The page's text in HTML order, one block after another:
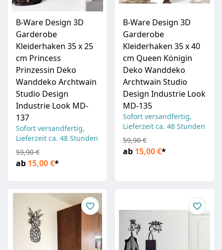
B-Ware Design 3D
Garderobe
Kleiderhaken 35 x 25
cm Princess
Prinzessin Deko
Wanddeko Archtwain
Studio Design
Industrie Look MD-
137
Sofort versandfertig,
Lieferzeit ca. 48 Stunden
ab 15,00 €*
59,90 €
B-Ware Design 3D
Garderobe
Kleiderhaken 35 x 40
cm Queen Königin
Deko Wanddeko
Archtwain Studio
Design Industrie Look
MD-135
Sofort versandfertig,
Lieferzeit ca. 48 Stunden
ab 15,00 €*
59,90 €